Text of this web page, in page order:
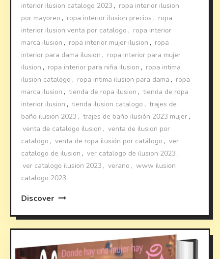
interior ilusion catalogo 2023 , ropa interior ilusion
por mayoreo , ropa interior ilusion precios , ropa
interior ilusion venta por catalogo , ropa interior
marca ilusion , ropa interior mujer ilusion , ropa
interior para dama ilusion , ropa interior para mujer
ilusion , ropa interior para niña ilusion , ropa intima
ilusion catalogo , ropa intima ilusion para dama , ropa
marca ilusion , tienda de ropa ilusion , tienda de ropa
interior ilusion , tienda ilusion catalogo , trajes de
baño ilusion 2023 , trajes de baño ilusión 2023 mujer ,
venta de catalogo ilusion , venta de ilusion por
catalogo , venta de ropa ilusión por catálogo , ver
catalogo de ilusion , ver catalogo de ilusion 2023 ,
ver catalogo ilusion 2023 , verano , www ilusion
catalogo 2023
Discover